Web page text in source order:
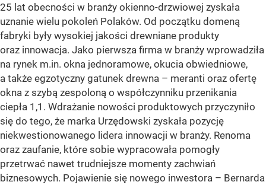
25 lat obecności w branży okienno-drzwiowej zyskała
uznanie wielu pokoleń Polaków. Od początku domeną
fabryki były wysokiej jakości drewniane produkty
oraz innowacja. Jako pierwsza firma w branży wprowadziła
na rynek m.in. okna jednoramowe, okucia obwiedniowe,
a także egzotyczny gatunek drewna – meranti oraz ofertę
okna z szybą zespoloną o współczynniku przenikania
ciepła 1,1. Wdrażanie nowości produktowych przyczyniło
się do tego, że marka Urzędowski zyskała pozycję
niekwestionowanego lidera innowacji w branży. Renoma
oraz zaufanie, które sobie wypracowała pomogły
przetrwać nawet trudniejsze momenty zachwiań
biznesowych. Pojawienie się nowego inwestora – Bernarda